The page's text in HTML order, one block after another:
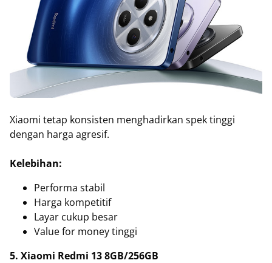
Xiaomi tetap konsisten menghadirkan spek tinggi
dengan harga agresif.
Kelebihan:
Performa stabil
Harga kompetitif
Layar cukup besar
Value for money tinggi
5. Xiaomi Redmi 13 8GB/256GB